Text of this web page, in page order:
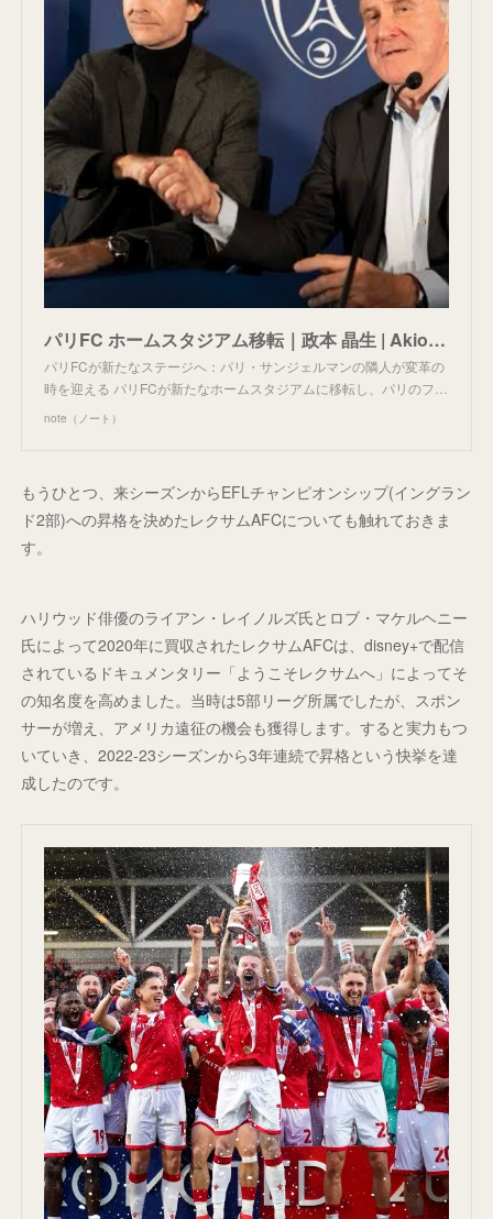
パリFC ホームスタジアム移転｜政本 晶生 | Akio Masamoto
パリFCが新たなステージへ：パリ・サンジェルマンの隣人が変革の
時を迎える パリFCが新たなホームスタジアムに移転し、パリのフ…
note（ノート）
もうひとつ、来シーズンからEFLチャンピオンシップ(イングラン
ド2部)への昇格を決めたレクサムAFCについても触れておきま
す。
ハリウッド俳優のライアン・レイノルズ氏とロブ・マケルヘニー
氏によって2020年に買収されたレクサムAFCは、disney+で配信
されているドキュメンタリー「ようこそレクサムへ」によってそ
の知名度を高めました。当時は5部リーグ所属でしたが、スポン
サーが増え、アメリカ遠征の機会も獲得します。すると実力もつ
いていき、2022-23シーズンから3年連続で昇格という快挙を達
成したのです。